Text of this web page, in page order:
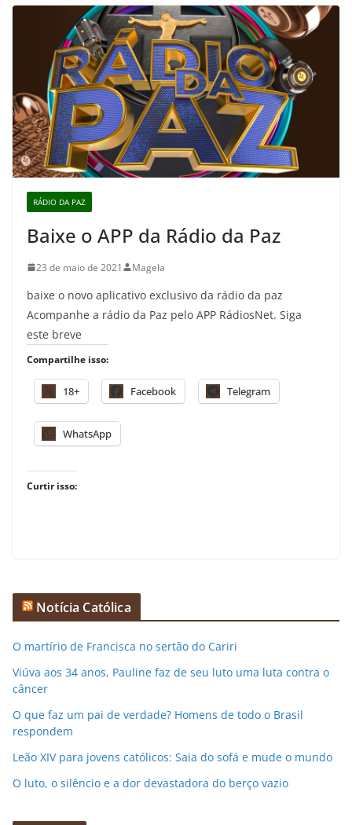
RÁDIO DA PAZ
Baixe o APP da Rádio da Paz
23 de maio de 2021 Magela
baixe o novo aplicativo exclusivo da rádio da paz
Acompanhe a rádio da Paz pelo APP RádiosNet. Siga
este breve
Compartilhe isso:
18+ Facebook Telegram
WhatsApp
Curtir isso:
Notícia Católica
O martírio de Francisca no sertão do Cariri
Viúva aos 34 anos, Pauline faz de seu luto uma luta contra o
câncer
O que faz um pai de verdade? Homens de todo o Brasil
respondem
Leão XIV para jovens católicos: Saia do sofá e mude o mundo
O luto, o silêncio e a dor devastadora do berço vazio